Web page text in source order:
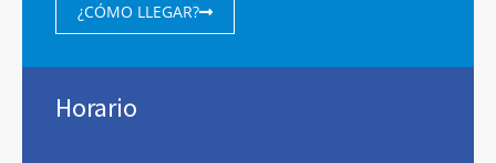
¿CÓMO LLEGAR?
Horario